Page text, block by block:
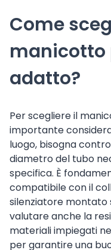
Come
manicotto
adatto?
Per scegliere il
importante
luogo, bisogna
diametro del tubo
specifica. È
compatibile con il
silenziatore montato
valutare anche la
materiali impiegati
per garantire una